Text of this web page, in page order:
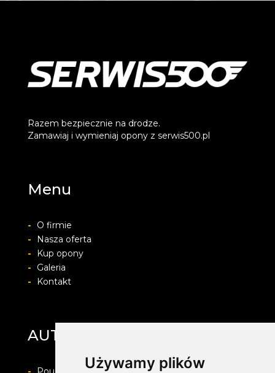
Używamy plików
Razem bezpiecznie na drodze.
Zamawiaj i wymieniaj opony z serwis500.pl
Menu
-
O firmie
-
Nasza oferta
-
Kup opony
-
Galeria
-
Kontakt
AUTO-PROTECT